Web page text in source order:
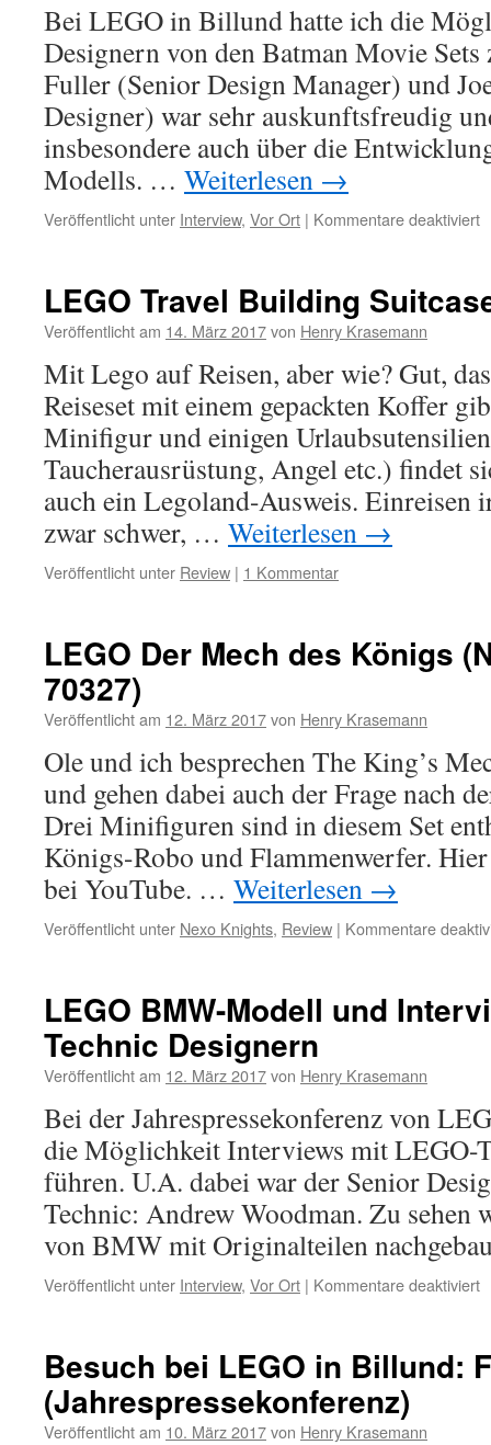
Lego-
Welt
Bei LEGO in Billund hatte ich die
Designern von den Batman Movie
Fuller (Senior Design Manager) und
Designer) war sehr auskunftsfreudig
insbesondere auch über die
Modells. … Weiterlesen →
Veröffentlicht unter Interview, Vor Ort | Kommentare deaktiviert
LEGO Travel Building
Veröffentlicht am 14. März 2017von Henry Krasemann
Mit Lego auf Reisen, aber wie? Gut,
Reiseset mit einem gepackten Koffer
Minifigur und einigen
Taucherausrüstung, Angel etc.) findet
auch ein Legoland-Ausweis. Einreisen
zwar schwer, … Weiterlesen →
Veröffentlicht unter Review | 1 Kommentar
LEGO Der Mech des Königs
70327)
Veröffentlicht am 12. März 2017von Henry Krasemann
Ole und ich besprechen The King’s
und gehen dabei auch der Frage nach
Drei Minifiguren sind in diesem Set
Königs-Robo und Flammenwerfer.
bei YouTube. … Weiterlesen →
Veröffentlicht unter Nexo Knights, Review | Kommentare
LEGO BMW-Modell und
Technic Designern
Veröffentlicht am 12. März 2017von Henry Krasemann
Bei der Jahrespressekonferenz von
die Möglichkeit Interviews mit LEGO-
führen. U.A. dabei war der Senior
Technic: Andrew Woodman. Zu sehen
von BMW mit Originalteilen
Veröffentlicht unter Interview, Vor Ort | Kommentare deaktiviert
Besuch bei LEGO in Billund:
(Jahrespressekonferenz)
Veröffentlicht am 10. März 2017von Henry Krasemann